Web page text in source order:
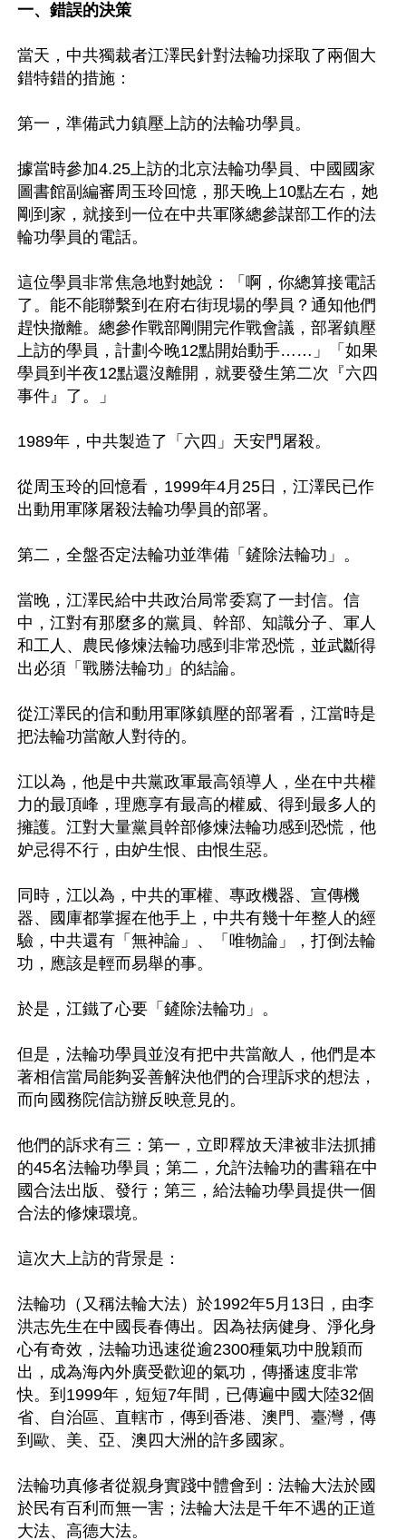
一、錯誤的決策
當天，中共獨裁者江澤民針對法輪功採取了兩個大
錯特錯的措施：
第一，準備武力鎮壓上訪的法輪功學員。
據當時參加4.25上訪的北京法輪功學員、中國國家
圖書館副編審周玉玲回憶，那天晚上10點左右，她
剛到家，就接到一位在中共軍隊總參謀部工作的法
輪功學員的電話。
這位學員非常焦急地對她說：「啊，你總算接電話
了。能不能聯繫到在府右街現場的學員？通知他們
趕快撤離。總參作戰部剛開完作戰會議，部署鎮壓
上訪的學員，計劃今晚12點開始動手……」「如果
學員到半夜12點還沒離開，就要發生第二次『六四
事件』了。」
1989年，中共製造了「六四」天安門屠殺。
從周玉玲的回憶看，1999年4月25日，江澤民已作
出動用軍隊屠殺法輪功學員的部署。
第二，全盤否定法輪功並準備「鏟除法輪功」。
當晚，江澤民給中共政治局常委寫了一封信。信
中，江對有那麼多的黨員、幹部、知識分子、軍人
和工人、農民修煉法輪功感到非常恐慌，並武斷得
出必須「戰勝法輪功」的結論。
從江澤民的信和動用軍隊鎮壓的部署看，江當時是
把法輪功當敵人對待的。
江以為，他是中共黨政軍最高領導人，坐在中共權
力的最頂峰，理應享有最高的權威、得到最多人的
擁護。江對大量黨員幹部修煉法輪功感到恐慌，他
妒忌得不行，由妒生恨、由恨生惡。
同時，江以為，中共的軍權、專政機器、宣傳機
器、國庫都掌握在他手上，中共有幾十年整人的經
驗，中共還有「無神論」、「唯物論」，打倒法輪
功，應該是輕而易舉的事。
於是，江鐵了心要「鏟除法輪功」。
但是，法輪功學員並沒有把中共當敵人，他們是本
著相信當局能夠妥善解決他們的合理訴求的想法，
而向國務院信訪辦反映意見的。
他們的訴求有三：第一，立即釋放天津被非法抓捕
的45名法輪功學員；第二，允許法輪功的書籍在中
國合法出版、發行；第三，給法輪功學員提供一個
合法的修煉環境。
這次大上訪的背景是：
法輪功（又稱法輪大法）於1992年5月13日，由李
洪志先生在中國長春傳出。因為祛病健身、淨化身
心有奇效，法輪功迅速從逾2300種氣功中脫穎而
出，成為海內外廣受歡迎的氣功，傳播速度非常
快。到1999年，短短7年間，已傳遍中國大陸32個
省、自治區、直轄市，傳到香港、澳門、臺灣，傳
到歐、美、亞、澳四大洲的許多國家。
法輪功真修者從親身實踐中體會到：法輪大法於國
於民有百利而無一害；法輪大法是千年不遇的正道
大法、高德大法。